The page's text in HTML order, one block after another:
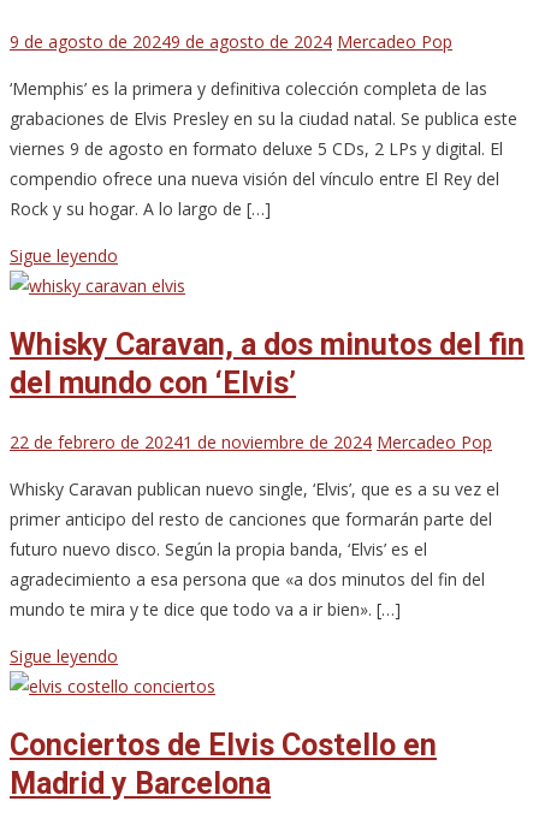
9 de agosto de 20249 de agosto de 2024 Mercadeo Pop
‘Memphis’ es la primera y definitiva colección completa de las
grabaciones de Elvis Presley en su la ciudad natal. Se publica este
viernes 9 de agosto en formato deluxe 5 CDs, 2 LPs y digital. El
compendio ofrece una nueva visión del vínculo entre El Rey del
Rock y su hogar. A lo largo de […]
Sigue leyendo
Whisky Caravan, a dos minutos del fin
del mundo con ‘Elvis’
22 de febrero de 20241 de noviembre de 2024 Mercadeo Pop
Whisky Caravan publican nuevo single, ‘Elvis’, que es a su vez el
primer anticipo del resto de canciones que formarán parte del
futuro nuevo disco. Según la propia banda, ‘Elvis’ es el
agradecimiento a esa persona que «a dos minutos del fin del
mundo te mira y te dice que todo va a ir bien». […]
Sigue leyendo
Conciertos de Elvis Costello en
Madrid y Barcelona